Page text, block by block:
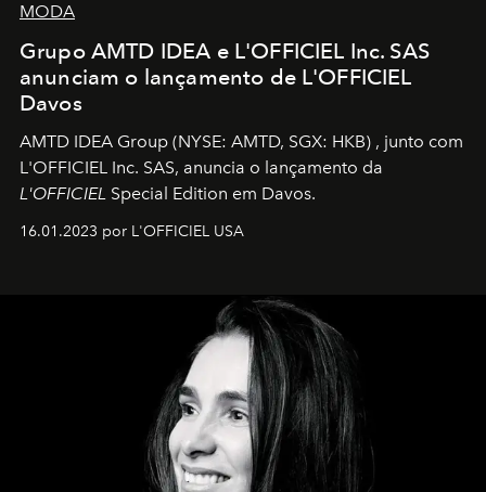
MODA
Grupo AMTD IDEA e L'OFFICIEL Inc. SAS
anunciam o lançamento de L'OFFICIEL
Davos
AMTD IDEA Group (NYSE: AMTD, SGX: HKB) , junto com
L'OFFICIEL Inc. SAS, anuncia o lançamento da
L'OFFICIEL Special Edition em Davos.
16.01.2023 por L'OFFICIEL USA